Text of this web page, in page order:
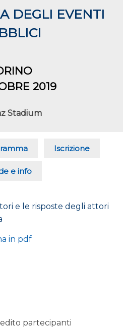
DEGLI EVENTI
2019
Stadium
Iscrizione
e info
e le risposte degli attori
in pdf
partecipanti